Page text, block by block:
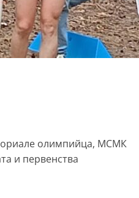
олимпийца, МСМК
и первенства